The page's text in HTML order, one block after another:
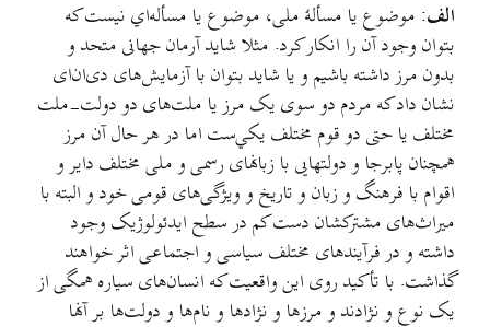
الف: موضوع یا مسألهٔ ملی، موضوع یا مسأله‌اي نیست که
بتوان وجود آن را انکار کرد. مثلا شاید آرمان جهانی متحد و
بدون مرز داشته باشیم و یا شاید بتوان با آزمایش‌های دی‌ان‌ای
نشان داد که مردم دو سوی یک مرز یا ملت‌های دو دولت‌-ملت
مختلف یا حتی دو قوم مختلف یکي‌ست اما در هر حال آن مرز
همچنان پابرجا و دولتهایی با زبانهای رسمی و ملی مختلف دایر و
اقوام با فرهنگ و زبان و تاریخ و ویژگی‌های قومی خود و البته با
میراث‌های مشترکشان دست کم در سطح ایدئولوژیک وجود
داشته و در فرآیندهای مختلف سیاسی و اجتماعی اثر خواهند
گذاشت. با تأکید روی این واقعیت که انسان‌های سیاره همگی از
یک نوع و نژادند و مرزها و نژادها و نام‌ها و دولت‌ها بر آنها